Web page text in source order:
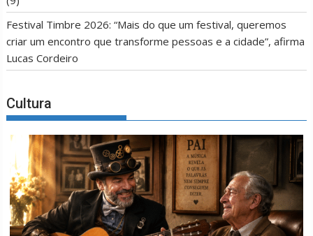
Festival Timbre 2026: “Mais do que um festival, queremos
criar um encontro que transforme pessoas e a cidade”, afirma
Lucas Cordeiro
Cultura